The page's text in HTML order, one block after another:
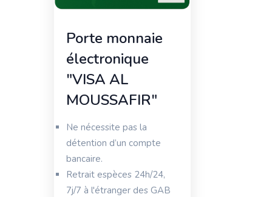
Porte monnaie
électronique
"VISA AL
MOUSSAFIR"
Ne nécessite pas la
détention d’un compte
bancaire.
Retrait espèces 24h/24,
7j/7 à l'étranger des GAB